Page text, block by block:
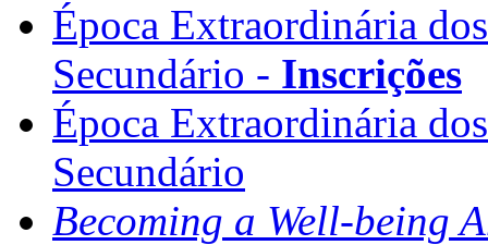
Época Extraordinária
Secundário - Inscrições
Época Extraordinária
Secundário
Becoming a Well-being